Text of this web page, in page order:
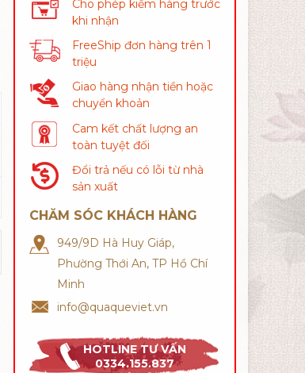
Cho phép kiểm hàng trước
khi nhận
FreeShip đơn hàng trên 1
triệu
Giao hàng nhận tiền hoặc
chuyển khoản
Cam kết chất lượng an
toàn tuyệt đối
Đổi trả nếu có lỗi từ nhà
sản xuất
CHĂM SÓC KHÁCH HÀNG
949/9D Hà Huy Giáp,
Phường Thới An, TP Hồ Chí
Minh
info@quaqueviet.vn
HOTLINE TƯ VẤN
0334.155.837